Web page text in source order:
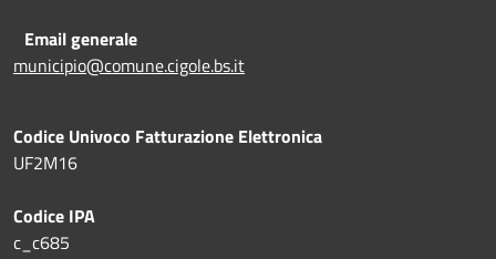
Email generale
municipio@comune.cigole.bs.it
Codice Univoco Fatturazione Elettronica
UF2M16
Codice IPA
c_c685